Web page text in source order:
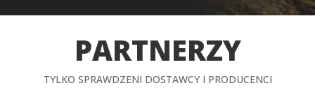
PARTNERZY
TYLKO SPRAWDZENI DOSTAWCY I PRODUCENCI